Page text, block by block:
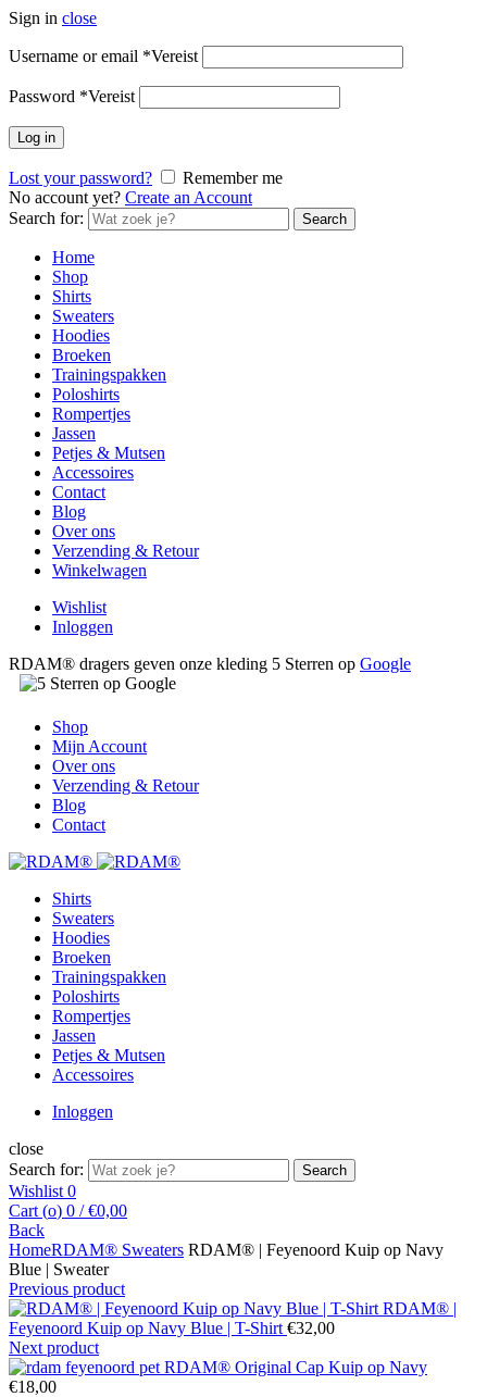
Sign in close
Username or email *Vereist
Password *Vereist
Log in
Lost your password?
Remember me
No account yet? Create an Account
Search for:
Search
Home
Shop
Shirts
Sweaters
Hoodies
Broeken
Trainingspakken
Poloshirts
Rompertjes
Jassen
Petjes & Mutsen
Accessoires
Contact
Blog
Over ons
Verzending & Retour
Winkelwagen
Wishlist
Inloggen
RDAM® dragers geven onze kleding 5 Sterren op Google
Shop
Mijn Account
Over ons
Verzending & Retour
Blog
Contact
Shirts
Sweaters
Hoodies
Broeken
Trainingspakken
Poloshirts
Rompertjes
Jassen
Petjes & Mutsen
Accessoires
Inloggen
close
Search for:
Search
Wishlist 0
Cart (o) 0 / €0,00
Back
HomeRDAM® Sweaters RDAM® | Feyenoord Kuip op Navy
Blue | Sweater
Previous product
RDAM® |
Feyenoord Kuip op Navy Blue | T-Shirt €32,00
Next product
RDAM® Original Cap Kuip op Navy
€18,00